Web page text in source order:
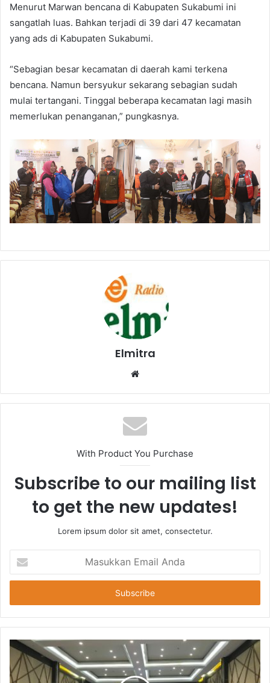
Menurut Marwan bencana di Kabupaten Sukabumi ini
sangatlah luas. Bahkan terjadi di 39 dari 47 kecamatan
yang ads di Kabupaten Sukabumi.
“Sebagian besar kecamatan di daerah kami terkena
bencana. Namun bersyukur sekarang sebagian sudah
mulai tertangani. Tinggal beberapa kecamatan lagi masih
memerlukan penanganan,” pungkasnya.
Elmitra
Website
With Product You Purchase
Subscribe to our mailing list
to get the new updates!
Lorem ipsum dolor sit amet, consectetur.
Email
Anda